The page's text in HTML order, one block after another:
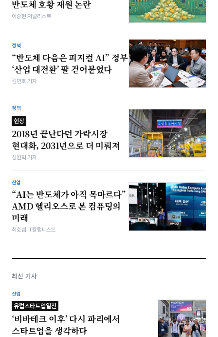
반도체 호황 재원 논란
이승현 저널리스트
정책
“반도체 다음은 피지컬 AI” 정부
‘산업 대전환’ 팔 걷어붙였다
김민호 기자
정책
현장
2018년 끝난다던 가락시장
현대화, 2031년으로 더 미뤄져
정원혁 기자
산업
“AI는 반도체가 아직 목마르다”
AMD 헬리오스로 본 컴퓨팅의
미래
최호섭 IT칼럼니스트
최신 기사
산업
유럽스타트업열전
‘비바테크 이후’ 다시 파리에서
스타트업을 생각하다